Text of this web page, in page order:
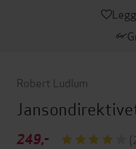
Robert Ludlum
249,-